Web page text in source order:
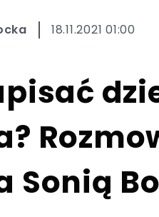
18.11.2021 01:00
Sonią